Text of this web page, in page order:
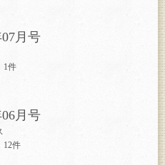
月号
1件
月号
12件